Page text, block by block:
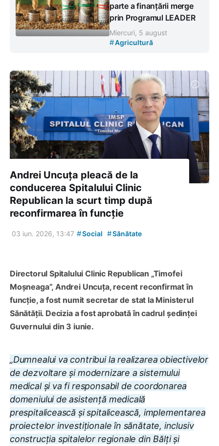
parte a finanțării merge
prin Programul LEADER
Miercuri, 5 august
#Agricultură
Andrei Uncuța pleacă de la
conducerea Spitalului Clinic
Republican la scurt timp după
reconfirmarea în funcție
03 iun. 2026, 13:47 #Social #Sănătate
Directorul Spitalului Clinic Republican „Timofei
Moșneaga”, Andrei Uncuța, recent reconfirmat în
funcție, a fost numit secretar de stat la Ministerul
Sănătății. Decizia a fost aprobată în cadrul ședinței
Guvernului din 3 iunie.
„Dumnealui va contribui la realizarea obiectivelor
de dezvoltare și modernizare a sistemului
medical și va fi responsabil de coordonarea
domeniului de asistență medicală
prespitalicească și spitalicească, implementarea
proiectelor investiționale în sănătate, inclusiv
construcția spitalelor regionale din Bălți și